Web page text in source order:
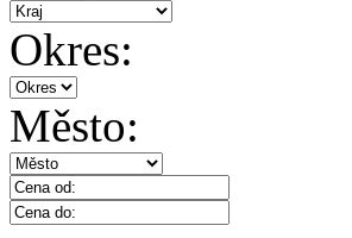
Okres:
Město: